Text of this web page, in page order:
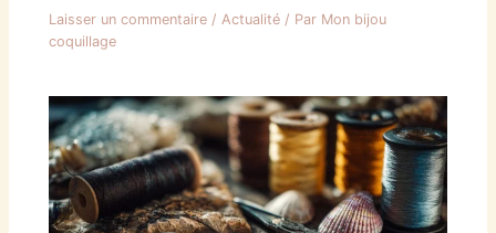
Laisser un commentaire / Actualité / Par Mon bijou
coquillage